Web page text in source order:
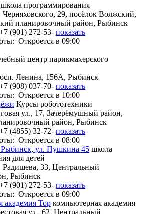
школа программирования
Черняховского, 29, посёлок Волжский,
планировочный район, Рыбинск
+7 (901) 272-53- показать
Откроется в 09:00
центр парикмахерского
Ленина, 156А, Рыбинск
+7 (908) 037-70- показать
Откроется в 10:00
Курсы робототехники
ул., 17, Зачерёмушный район,
район, Рыбинск
+7 (4855) 32-72- показать
Откроется в 08:00
ул. Пушкина 45 школа
для детей
Радищева, 33, Центральный
Рыбинск
+7 (901) 272-53- показать
Откроется в 09:00
академия Top компьютерная академия
ул., 62, Центральный